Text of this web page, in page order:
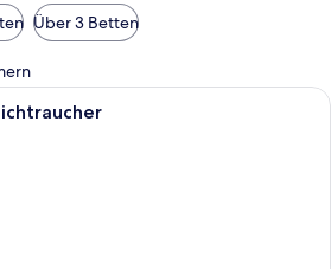
Über 3 Betten
Ein modernes Badezimmer mit